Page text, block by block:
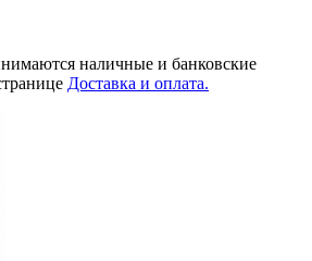
наличные и банковские
Доставка и оплата.